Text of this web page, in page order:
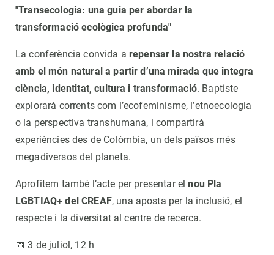
"Transecologia: una guia per abordar la
transformació ecològica profunda"
La conferència convida a repensar la nostra relació
amb el món natural a partir d’una mirada que integra
ciència, identitat, cultura i transformació. Baptiste
explorarà corrents com l’ecofeminisme, l’etnoecologia
o la perspectiva transhumana, i compartirà
experiències des de Colòmbia, un dels països més
megadiversos del planeta.
Aprofitem també l’acte per presentar elnou Pla
LGBTIAQ+ del CREAF, una aposta per la inclusió, el
respecte i la diversitat al centre de recerca.
📅 3 de juliol, 12 h